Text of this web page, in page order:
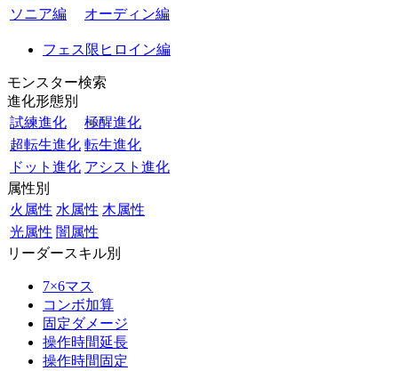
ソニア編
オーディン編
フェス限ヒロイン編
モンスター検索
進化形態別
試練進化
極醒進化
超転生進化 転生進化
ドット進化 アシスト進化
属性別
火属性 水属性 木属性
光属性 闇属性
リーダースキル別
7×6マス
コンボ加算
固定ダメージ
操作時間延長
操作時間固定